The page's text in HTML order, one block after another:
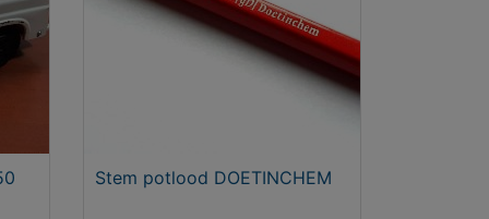
Stem potlood DOETINCHEM